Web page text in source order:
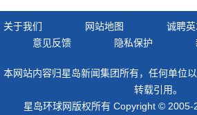
关于我们 网站地图 诚聘
意见反馈
隐私保护
本网站内容归星岛新闻集团所有，任何单位
转载引用。
星岛环球网版权所有 Copyright © 2005-